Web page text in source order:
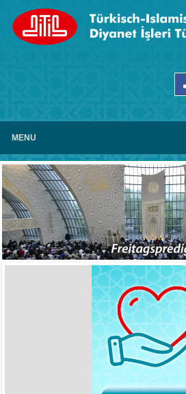
MENU